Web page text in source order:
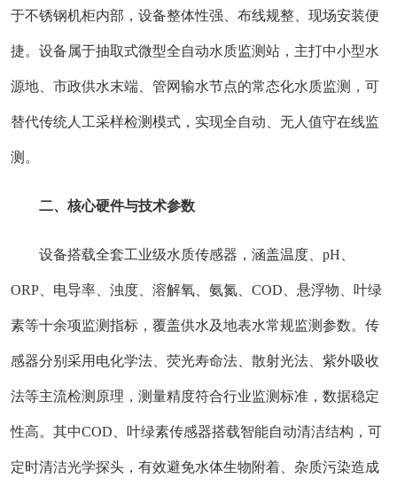
于不锈钢机柜内部，设备整体性强、布线规整、现场安装便
捷。设备属于抽取式微型全自动水质监测站，主打中小型水
源地、市政供水末端、管网输水节点的常态化水质监测，可
替代传统人工采样检测模式，实现全自动、无人值守在线监
测。
二、核心硬件与技术参数
设备搭载全套工业级水质传感器，涵盖温度、pH、
ORP、电导率、浊度、溶解氧、氨氮、COD、悬浮物、叶绿
素等十余项监测指标，覆盖供水及地表水常规监测参数。传
感器分别采用电化学法、荧光寿命法、散射光法、紫外吸收
法等主流检测原理，测量精度符合行业监测标准，数据稳定
性高。其中COD、叶绿素传感器搭载智能自动清洁结构，可
定时清洁光学探头，有效避免水体生物附着、杂质污染造成